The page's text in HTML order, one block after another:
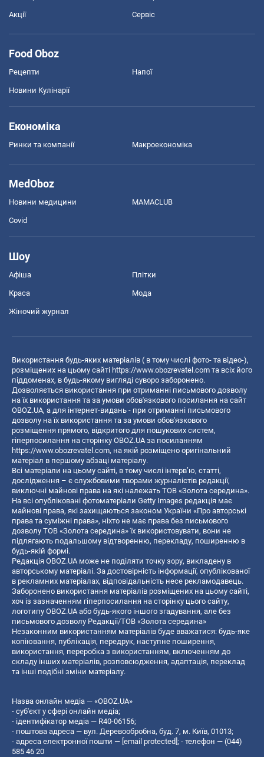
Акції Сервіс
Food Oboz
Рецепти Напої
Новини Кулінарії
Економіка
Ринки та компанії Макроекономіка
MedOboz
Новини медицини MAMACLUB
Covid
Шоу
Афіша Плітки
Краса Мода
Жіночий журнал
Використання будь-яких матеріалів ( в тому числі фото- та відео-),
розміщених на цьому сайті https://www.obozrevatel.com та всіх його
піддоменах, в будь-якому вигляді суворо заборонено.
Дозволяється використання при отриманні письмового дозволу
на їх використання та за умови обов'язкового посилання на сайт
OBOZ.UA, а для інтернет-видань - при отриманні письмового
дозволу на їх використання та за умови обов'язкового
розміщення прямого, відкритого для пошукових систем,
гіперпосилання на сторінку OBOZ.UA за посиланням
https://www.obozrevatel.com, на якій розміщено оригінальний
матеріал в першому абзаці матеріалу.
Всі матеріали на цьому сайті, в тому числі інтерв’ю, статті,
дослідження – є службовими творами журналістів редакції,
виключні майнові права на які належать ТОВ «Золота середина».
На всі опубліковані фотоматеріали Getty Images редакція має
майнові права, які захищаються законом України «Про авторські
права та суміжні права», ніхто не має права без письмового
дозволу ТОВ «Золота середина» їх використовувати, вони не
підлягають подальшому відтворенню, перекладу, поширенню в
будь-якій формі.
Редакція OBOZ.UA може не поділяти точку зору, викладену в
авторському матеріалі. За достовірність інформації, опублікованої
в рекламних матеріалах, відповідальність несе рекламодавець.
Заборонено використання матеріалів розміщених на цьому сайті,
хоч із зазначенням гіперпосилання на сторінку цього сайту,
логотипу OBOZ.UA або будь-якого іншого згадування, але без
письмового дозволу Редакції/ТОВ «Золота середина»
Незаконним використанням матеріалів буде вважатися: будь-яке
копiювання, публiкацiя, передрук, наступне поширення,
використання, переробка з використанням, включенням до
складу інших матеріалів, розповсюдження, адаптація, переклад
та інші подібні зміни матеріалу.
Назва онлайн медіа — «OBOZ.UA»
- суб'єкт у сфері онлайн медіа;
- ідентифікатор медіа — R40-06156;
- поштова адреса — вул. Деревообробна, буд. 7, м. Київ, 01013;
- адреса електронної пошти — [email protected] ; - телефон — (044)
585 46 20